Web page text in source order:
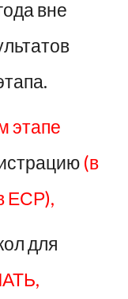
вне
этапе
(в
ЕСР),
для